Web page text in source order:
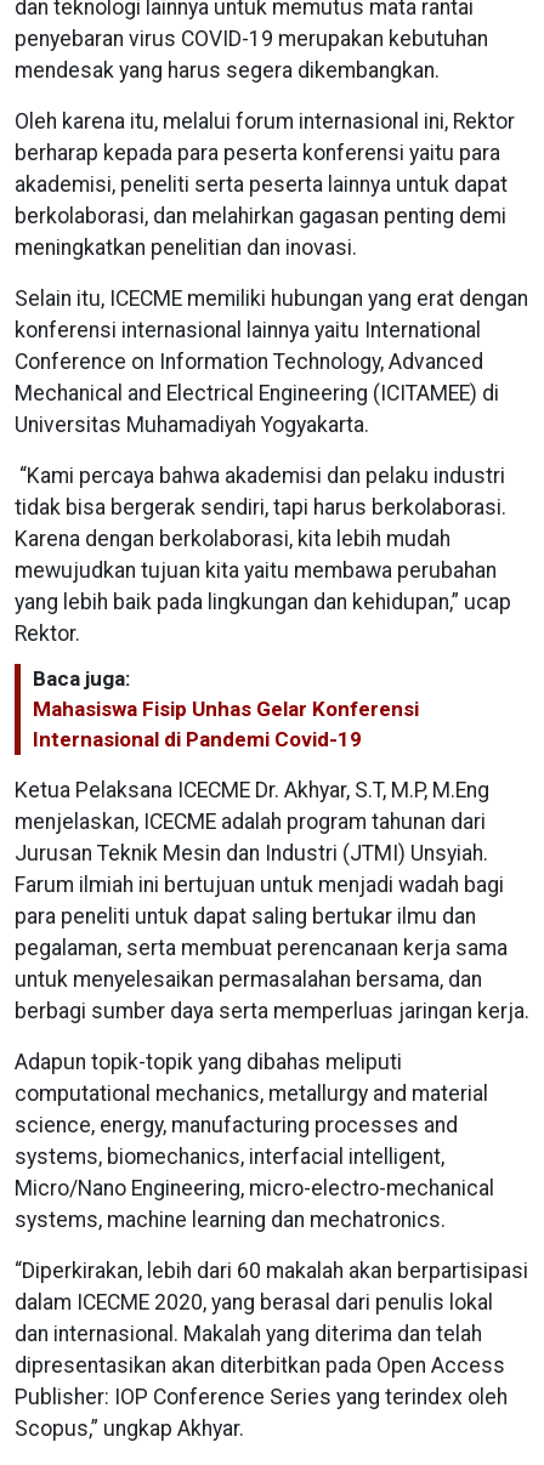
dan teknologi lainnya untuk memutus mata rantai
penyebaran virus COVID-19 merupakan kebutuhan
mendesak yang harus segera dikembangkan.
Oleh karena itu, melalui forum internasional ini, Rektor
berharap kepada para peserta konferensi yaitu para
akademisi, peneliti serta peserta lainnya untuk dapat
berkolaborasi, dan melahirkan gagasan penting demi
meningkatkan penelitian dan inovasi.
Selain itu, ICECME memiliki hubungan yang erat dengan
konferensi internasional lainnya yaitu International
Conference on Information Technology, Advanced
Mechanical and Electrical Engineering (ICITAMEE) di
Universitas Muhamadiyah Yogyakarta.
“Kami percaya bahwa akademisi dan pelaku industri
tidak bisa bergerak sendiri, tapi harus berkolaborasi.
Karena dengan berkolaborasi, kita lebih mudah
mewujudkan tujuan kita yaitu membawa perubahan
yang lebih baik pada lingkungan dan kehidupan,” ucap
Rektor.
Baca juga:
Mahasiswa Fisip Unhas Gelar Konferensi
Internasional di Pandemi Covid-19
Ketua Pelaksana ICECME Dr. Akhyar, S.T, M.P, M.Eng
menjelaskan, ICECME adalah program tahunan dari
Jurusan Teknik Mesin dan Industri (JTMI) Unsyiah.
Farum ilmiah ini bertujuan untuk menjadi wadah bagi
para peneliti untuk dapat saling bertukar ilmu dan
pegalaman, serta membuat perencanaan kerja sama
untuk menyelesaikan permasalahan bersama, dan
berbagi sumber daya serta memperluas jaringan kerja.
Adapun topik-topik yang dibahas meliputi
computational mechanics, metallurgy and material
science, energy, manufacturing processes and
systems, biomechanics, interfacial intelligent,
Micro/Nano Engineering, micro-electro-mechanical
systems, machine learning dan mechatronics.
“Diperkirakan, lebih dari 60 makalah akan berpartisipasi
dalam ICECME 2020, yang berasal dari penulis lokal
dan internasional. Makalah yang diterima dan telah
dipresentasikan akan diterbitkan pada Open Access
Publisher: IOP Conference Series yang terindex oleh
Scopus,” ungkap Akhyar.